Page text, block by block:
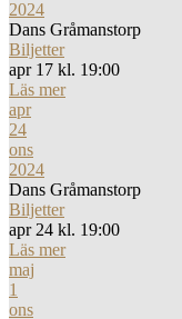
2024
Dans Gråmanstorp
Biljetter
apr 17 kl. 19:00
Läs mer
apr
24
ons
2024
Dans Gråmanstorp
Biljetter
apr 24 kl. 19:00
Läs mer
maj
1
ons